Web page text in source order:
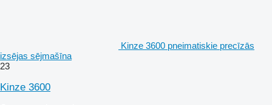
Kinze 3600 pneimatiskie precīzās
izsējas sējmašīna
23
Kinze 3600